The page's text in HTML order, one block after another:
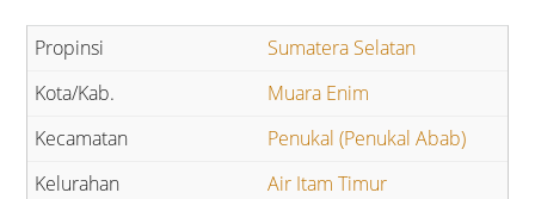
Sumatera Selatan
Muara Enim
Penukal (Penukal Abab)
Air Itam Timur